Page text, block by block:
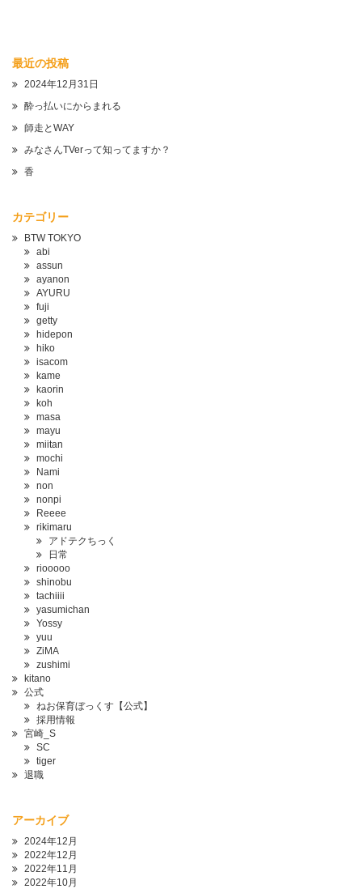
最近の投稿
2024年12月31日
酔っ払いにからまれる
師走とWAY
みなさんTVerって知ってますか？
香
カテゴリー
BTW TOKYO
abi
assun
ayanon
AYURU
fuji
getty
hidepon
hiko
isacom
kame
kaorin
koh
masa
mayu
miitan
mochi
Nami
non
nonpi
Reeee
rikimaru
アドテクちっく
日常
riooooo
shinobu
tachiiii
yasumichan
Yossy
yuu
ZiMA
zushimi
kitano
公式
ねお保育ぼっくす【公式】
採用情報
宮崎_S
SC
tiger
退職
アーカイブ
2024年12月
2022年12月
2022年11月
2022年10月